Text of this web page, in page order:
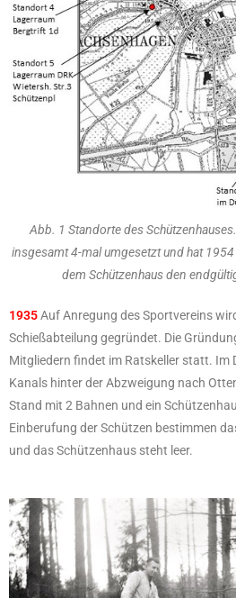
Abb. 1 Standorte des
insgesamt 4-mal umgesetzt und hat
dem Schützenhaus den
1935Auf Anregung des Sportvereins
Schießabteilung gegründet. Die
Mitgliedern findet im Ratskeller statt. Im
Kanals hinter der Abzweigung nach
Stand mit 2 Bahnen und ein
Einberufung der Schützen bestimmen
und das Schützenhaus steht leer.